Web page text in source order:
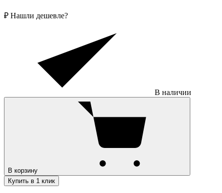
₽ Нашли дешевле?
В наличии
В корзину
Купить в 1 клик